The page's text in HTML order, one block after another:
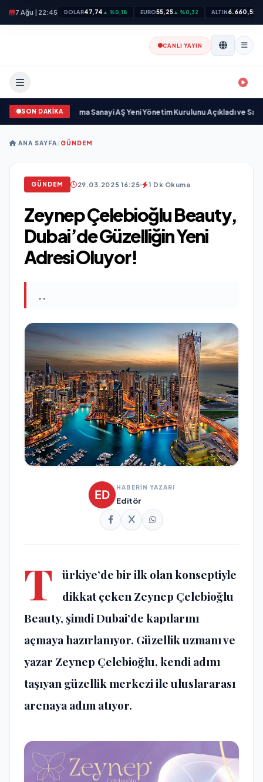
7 Ağu | 22:45 DOLAR47,74 ▲ %0,18 EURO55,25▲ %0,32 ALTIN6.660,55
CANLI YAYIN
SON DAKİKA
Açıkgöz Savunma Sanayi AŞ Yeni Yönetim Kurulunu Açıkladı ve
ANA SAYFA/GÜNDEM
GÜNDEM 29.03.2025 16:25 1 Dk Okuma
Zeynep Çelebioğlu Beauty,
Dubai’de Güzelliğin Yeni
Adresi Oluyor!
..
HABERİN YAZARI
Editör
T
ürkiye’de bir ilk olan konseptiyle
dikkat çeken Zeynep Çelebioğlu
Beauty, şimdi Dubai’de kapılarını
açmaya hazırlanıyor. Güzellik uzmanı ve
yazar Zeynep Çelebioğlu, kendi adını
taşıyan güzellik merkezi ile uluslararası
arenaya adım atıyor.